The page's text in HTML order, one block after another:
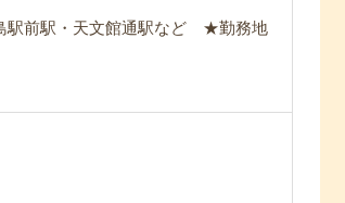
駅前駅・天文館通駅など ★勤務地